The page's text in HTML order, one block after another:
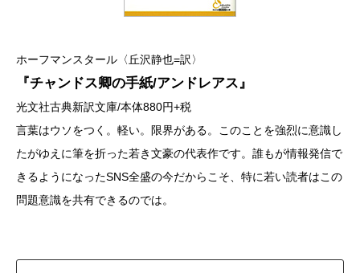
ホーフマンスタール〈丘沢静也=訳〉
『チャンドス卿の手紙/アンドレアス』
光文社古典新訳文庫/本体880円+税
言葉はウソをつく。軽い。限界がある。このことを強烈に意識し
たがゆえに筆を折った若き文豪の代表作です。誰もが情報発信で
きるようになったSNS全盛の今だからこそ、特に若い読者はこの
問題意識を共有できるのでは。